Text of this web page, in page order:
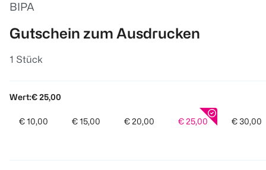
BIPA
Gutschein zum Ausdrucken
1 Stück
Wert:€ 25,00
€ 10,00 € 15,00 € 20,00 € 25,00 € 30,00